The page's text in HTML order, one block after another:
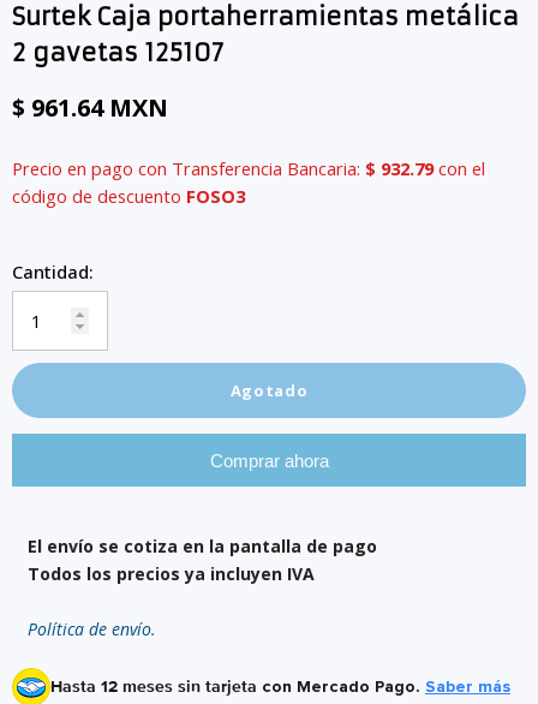
Surtek Caja portaherramientas metálica
2 gavetas 125107
$ 961.64 MXN
Precio en pago con Transferencia Bancaria: $ 932.79con el
código de descuento FOSO3
Cantidad:
Agotado
Comprar ahora
El envío se cotiza en la pantalla de pago
Todos los precios ya incluyen IVA
Política de envío.
Hasta 12 meses sin tarjeta con Mercado Pago. Saber más